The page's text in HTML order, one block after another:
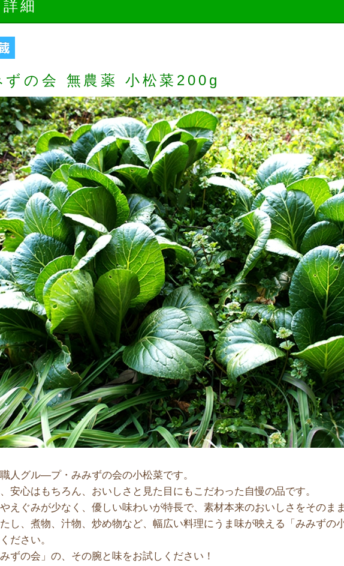
細
ずの会 無農薬 小松菜200g
人グル―プ・みみずの会の小松菜です。
安心はもちろん、おいしさと見た目にもこだわった自慢の品です。
えぐみが少なく、優しい味わいが特長で、素材本来のおいしさをそのま
し、煮物、汁物、炒め物など、幅広い料理にうま味が映える「みみずの
ださい。
ずの会」の、その腕と味をお試しください！